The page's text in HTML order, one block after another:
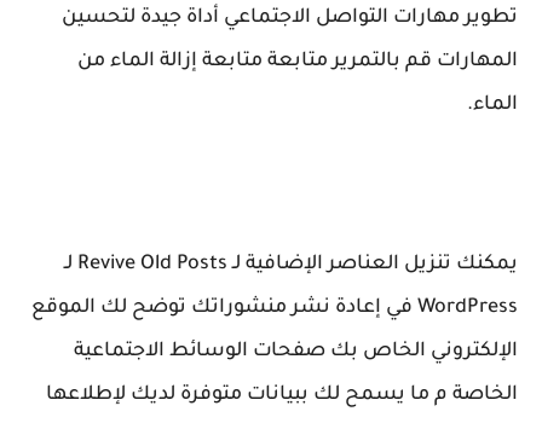
تطوير مهارات التواصل الاجتماعي أداة جيدة لتحسين
المهارات قم بالتمرير متابعة متابعة إزالة الماء من
الماء.
يمكنك تنزيل العناصر الإضافية لـ Revive Old Posts لـ
WordPress في إعادة نشر منشوراتك توضح لك الموقع
الإلكتروني الخاص بك صفحات الوسائط الاجتماعية
الخاصة م ما يسمح لك ببيانات متوفرة لديك لإطلاعها